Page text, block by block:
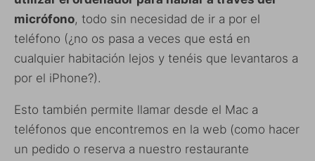
micrófono, todo sin necesidad de ir a por el
teléfono (¿no os pasa a veces que está en
cualquier habitación lejos y tenéis que levantaros a
por el iPhone?).
Esto también permite llamar desde el Mac a
teléfonos que encontremos en la web (como hacer
un pedido o reserva a nuestro restaurante